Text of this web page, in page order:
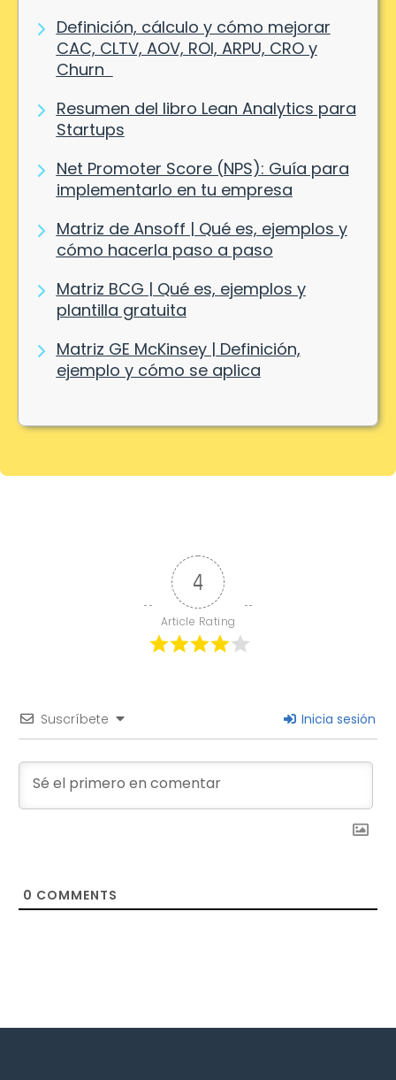
Definición, cálculo y cómo mejorar
CAC, CLTV, AOV, ROI, ARPU, CRO y
Churn
Resumen del libro Lean Analytics para
Startups
Net Promoter Score (NPS): Guía para
implementarlo en tu empresa
Matriz de Ansoff | Qué es, ejemplos y
cómo hacerla paso a paso
Matriz BCG | Qué es, ejemplos y
plantilla gratuita
Matriz GE McKinsey | Definición,
ejemplo y cómo se aplica
4
Article Rating
Suscríbete Inicia sesión
0 COMMENTS